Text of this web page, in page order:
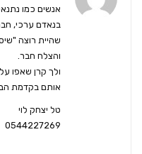
אנשים כמו
בנאדם ערכי,
שהיית רוצה
והצלח חבר.
ולך קרן שאפו
אותם בקדמת
טל יצחק לוי
0544227269